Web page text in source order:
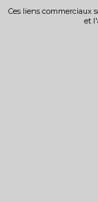
Ces liens commerciaux
et